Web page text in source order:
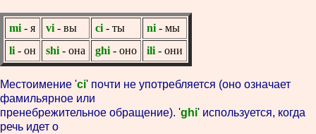
mi - я vi - вы ci - ты ni - мы
li - он shi - она ghi - оно ili - они
Местоимение 'ci' почти не употребляется (оно означает
фамильярное или
пренебрежительное обращение). 'ghi' используется, когда
речь идет о